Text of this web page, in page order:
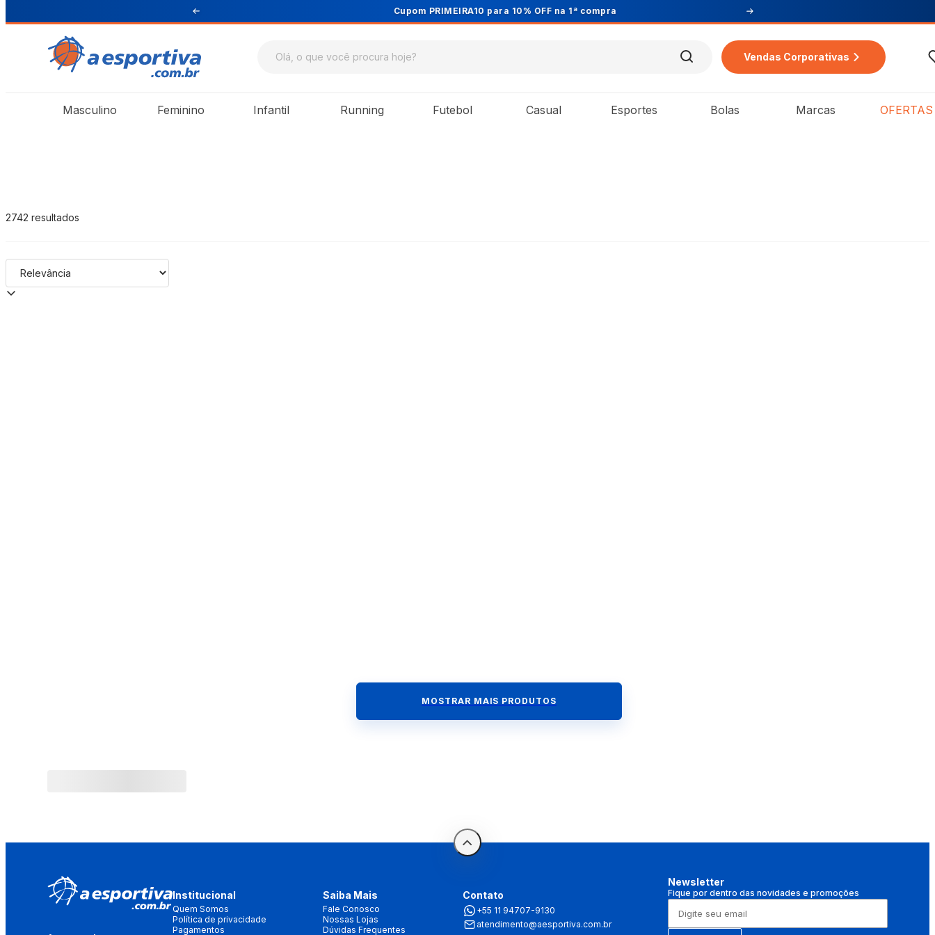
Cupom PRIMEIRA10 para 10% OFF na 1ª compra
Vendas Corporativas
Masculino Feminino Infantil Running Futebol Casual Esportes Bolas Marcas OFERTAS
2742 resultados
MOSTRAR MAIS PRODUTOS
Institucional
Quem Somos
Política de privacidade
Pagamentos
Saiba Mais
Fale Conosco
Nossas Lojas
Dúvidas Frequentes
Contato
+55 11 94707-9130
atendimento@aesportiva.com.br
Newsletter
Fique por dentro das novidades e promoções